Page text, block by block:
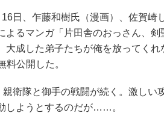
日、乍藤和樹氏（漫画）、佐賀崎
よるマンガ「片田舎のおっさん、
大成した弟子たちが俺を放ってく
料公開した。
衛隊と御手の戦闘が続く。激しい
しようとするのだが……。